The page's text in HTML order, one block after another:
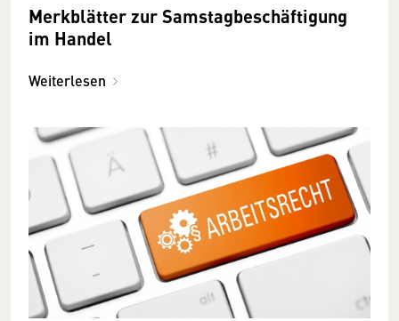
Merkblätter zur Samstagbeschäftigung
im Handel
Weiterlesen